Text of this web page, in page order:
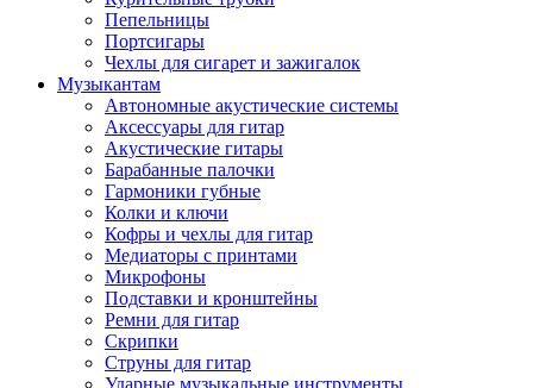
Пепельницы
Портсигары
Чехлы для сигарет и зажигалок
Музыкантам
Автономные акустические системы
Аксессуары для гитар
Акустические гитары
Барабанные палочки
Гармоники губные
Колки и ключи
Кофры и чехлы для гитар
Медиаторы с принтами
Микрофоны
Подставки и кронштейны
Ремни для гитар
Скрипки
Струны для гитар
Ударные музыкальные инструменты